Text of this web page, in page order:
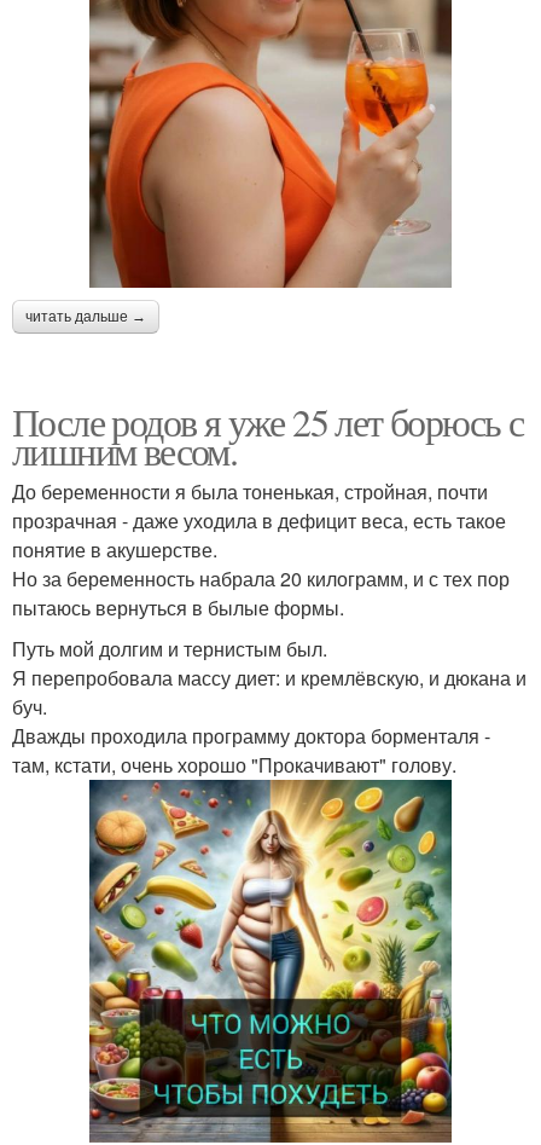
читать дальше →
После родов я уже 25 лет борюсь с
лишним весом.
До беременности я была тоненькая, стройная, почти
прозрачная - даже уходила в дефицит веса, есть такое
понятие в акушерстве.
Но за беременность набрала 20 килограмм, и с тех пор
пытаюсь вернуться в былые формы.
Путь мой долгим и тернистым был.
Я перепробовала массу диет: и кремлёвскую, и дюкана и
буч.
Дважды проходила программу доктора борменталя -
там, кстати, очень хорошо "Прокачивают" голову.